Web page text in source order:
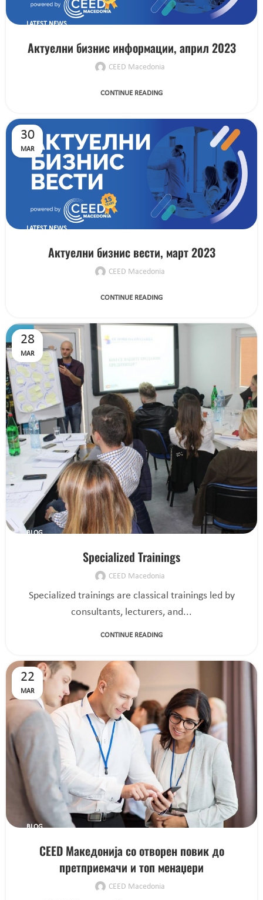
LATEST NEWS
Актуелни бизнис информации, април 2023
CEED Macedonia
CONTINUE READING
30
MAR
LATEST NEWS
Актуелни бизнис вести, март 2023
CEED Macedonia
CONTINUE READING
28
MAR
BLOG
Specialized Trainings
CEED Macedonia
Specialized trainings are classical trainings led by
consultants, lecturers, and...
CONTINUE READING
22
MAR
BLOG
CEED Македонија со отворен повик до
претприемачи и топ менаџери
CEED Macedonia